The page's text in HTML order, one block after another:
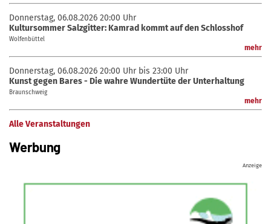
Donnerstag, 06.08.2026 20:00 Uhr
Kultursommer Salzgitter: Kamrad kommt auf den Schlosshof
Wolfenbüttel
mehr
Donnerstag, 06.08.2026 20:00 Uhr bis 23:00 Uhr
Kunst gegen Bares - Die wahre Wundertüte der Unterhaltung
Braunschweig
mehr
Alle Veranstaltungen
Werbung
Anzeige